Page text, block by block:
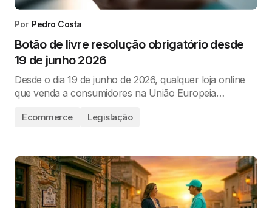
Por Pedro Costa
Botão de livre resolução obrigatório desde
19 de junho 2026
Desde o dia 19 de junho de 2026, qualquer loja online
que venda a consumidores na União Europeia…
Ecommerce Legislação